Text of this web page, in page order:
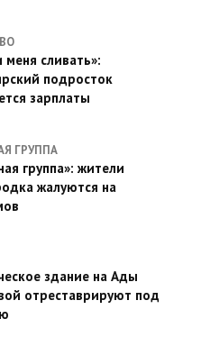
меня сливать»:
подросток
зарплаты
ГРУППА
группа»: жители
жалуются на
здание на Ады
отреставрируют под